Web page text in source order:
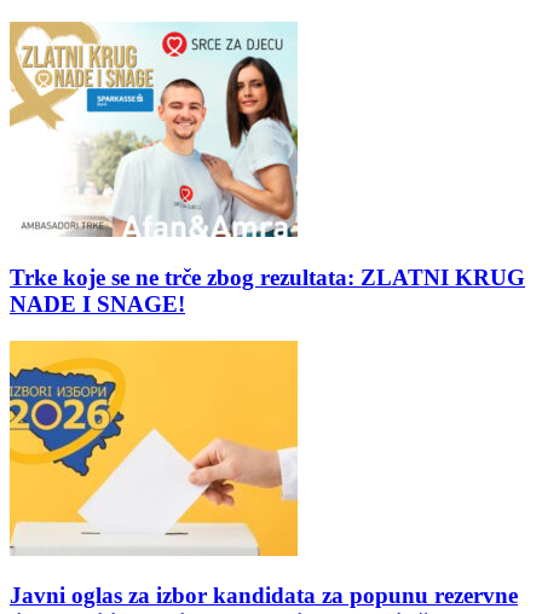
Trke koje se ne trče zbog rezultata: ZLATNI KRUG
NADE I SNAGE!
Javni oglas za izbor kandidata za popunu rezervne